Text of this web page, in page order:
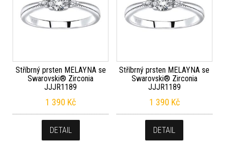
Stříbrný prsten MELAYNA se
Swarovski® Zirconia
JJJR1189
1 390 Kč
DETAIL
Stříbrný prsten MELAYNA se
Swarovski® Zirconia
JJJR1189
1 390 Kč
DETAIL